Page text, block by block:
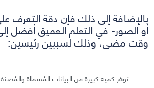
بالإضافة إلى ذلك فإن دقة التعرف
أو الصور- في التعلم العميق أفضل
وقت مضى، وذلك لسببين رئيسين:
توفر كمية كبيرة من البيانات المُسماة